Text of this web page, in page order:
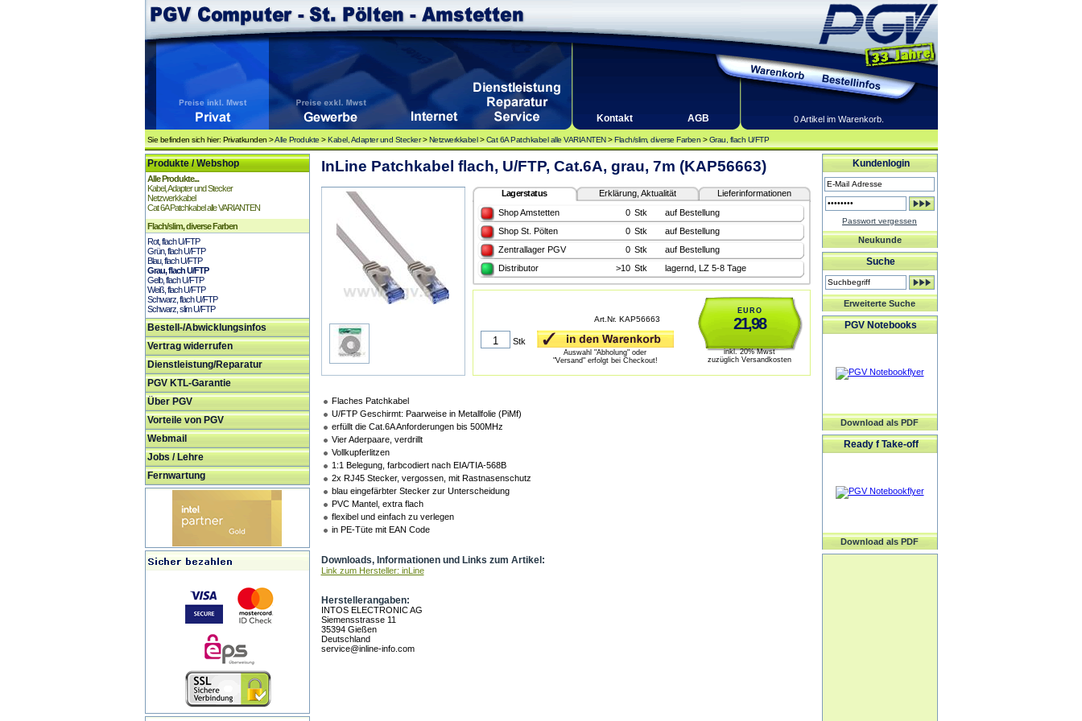
Kontakt AGB 0 Artikel im Warenkorb.
Sie befinden sich hier: Privatkunden >Alle Produkte >Kabel, Adapter und Stecker>Netzwerkkabel>Cat 6A Patchkabel alle VARIANTEN>Flach/slim, diverse Farben >Grau, flach U/FTP
Produkte / Webshop
Alle Produkte...
Kabel, Adapter und Stecker
Netzwerkkabel
Cat 6A Patchkabel alle VARIANTEN
Flach/slim, diverse Farben
Rot, flach U/FTP
Grün, flach U/FTP
Blau, flach U/FTP
Grau, flach U/FTP
Gelb, flach U/FTP
Weiß, flach U/FTP
Schwarz, flach U/FTP
Schwarz, slim U/FTP
Bestell-/Abwicklungsinfos
Vertrag widerrufen
Dienstleistung/Reparatur
PGV KTL-Garantie
Über PGV
Vorteile von PGV
Webmail
Jobs / Lehre
Fernwartung
InLine Patchkabel flach, U/FTP, Cat.6A, grau, 7m (KAP56663)
Lagerstatus Erklärung, Aktualität
Lieferinformationen
Shop Amstetten
0 Stk
auf Bestellung
Shop St. Pölten
0 Stk
auf Bestellung
Zentrallager PGV
0 Stk
auf Bestellung
Distributor
>10 Stk lagernd, LZ 5-8 Tage
EURO
21,98
inkl. 20% Mwst
zuzüglich Versandkosten
Art.Nr. KAP56663
Stk
Auswahl "Abholung" oder
"Versand" erfolgt bei Checkout!
Flaches Patchkabel
U/FTP Geschirmt: Paarweise in Metallfolie (PiMf)
erfüllt die Cat.6A Anforderungen bis 500MHz
Vier Aderpaare, verdrillt
Vollkupferlitzen
1:1 Belegung, farbcodiert nach EIA/TIA-568B
2x RJ45 Stecker, vergossen, mit Rastnasenschutz
blau eingefärbter Stecker zur Unterscheidung
PVC Mantel, extra flach
flexibel und einfach zu verlegen
in PE-Tüte mit EAN Code
Downloads, Informationen und Links zum Artikel:
Link zum Hersteller: inLine
Herstellerangaben:
INTOS ELECTRONIC AG
Siemensstrasse 11
35394 Gießen
Deutschland
service@inline-info.com
Kundenlogin
Passwort vergessen
Neukunde
Suche
Erweiterte Suche
PGV Notebooks
Download als PDF
Ready f Take-off
Download als PDF